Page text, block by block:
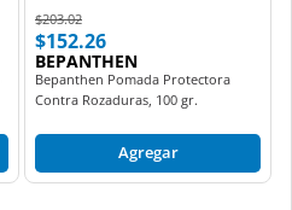
Price reduced from
$203.02to
$152.26
BEPANTHEN
Bepanthen Pomada Protectora
Contra Rozaduras, 100 gr.
Agregar